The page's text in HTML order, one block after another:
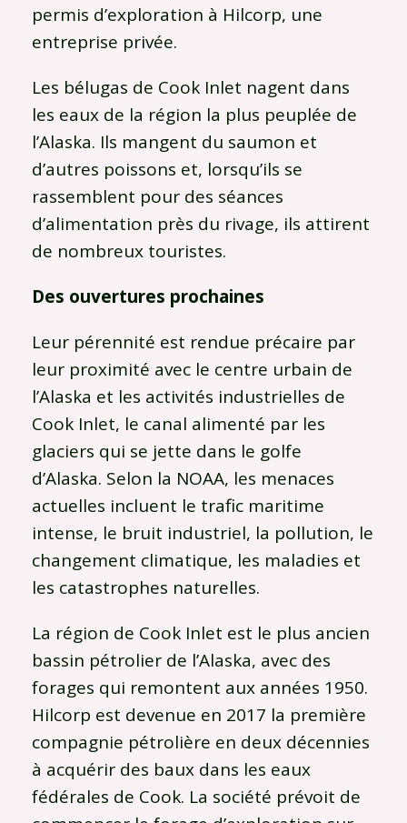
permis d’exploration à Hilcorp, une
entreprise privée.
Les bélugas de Cook Inlet nagent dans
les eaux de la région la plus peuplée de
l’Alaska. Ils mangent du saumon et
d’autres poissons et, lorsqu’ils se
rassemblent pour des séances
d’alimentation près du rivage, ils attirent
de nombreux touristes.
Des ouvertures prochaines
Leur pérennité est rendue précaire par
leur proximité avec le centre urbain de
l’Alaska et les activités industrielles de
Cook Inlet, le canal alimenté par les
glaciers qui se jette dans le golfe
d’Alaska. Selon la NOAA, les menaces
actuelles incluent le trafic maritime
intense, le bruit industriel, la pollution, le
changement climatique, les maladies et
les catastrophes naturelles.
La région de Cook Inlet est le plus ancien
bassin pétrolier de l’Alaska, avec des
forages qui remontent aux années 1950.
Hilcorp est devenue en 2017 la première
compagnie pétrolière en deux décennies
à acquérir des baux dans les eaux
fédérales de Cook. La société prévoit de